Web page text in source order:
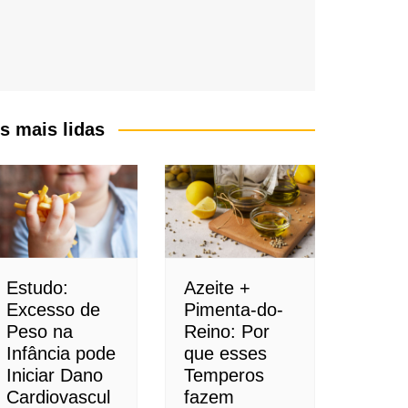
mais lidas
Estudo:
Excesso de
Peso na
Infância pode
Iniciar Dano
Cardiovascul
Azeite +
Pimenta-do-
Reino: Por
que esses
Temperos
fazem